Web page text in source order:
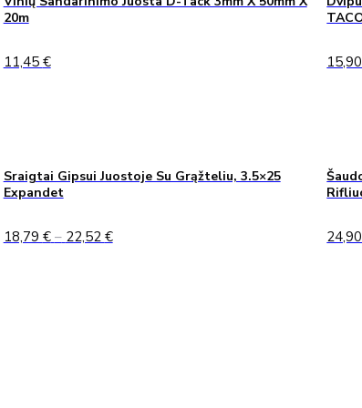
20m
11,45 €
Sraigtai Gipsui Juostoje Su Grąžteliu, 3.5×25
Expandet
18,79 € – 22,52 €Price